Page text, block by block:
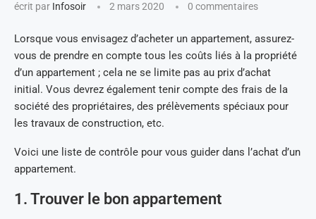
écrit par Infosoir 2 mars 2020 0 commentaires
Lorsque vous envisagez d’acheter un appartement, assurez-
vous de prendre en compte tous les coûts liés à la propriété
d’un appartement ; cela ne se limite pas au prix d’achat
initial. Vous devrez également tenir compte des frais de la
société des propriétaires, des prélèvements spéciaux pour
les travaux de construction, etc.
Voici une liste de contrôle pour vous guider dans l’achat d’un
appartement.
1. Trouver le bon appartement